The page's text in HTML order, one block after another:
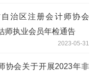
治区注册会计师协会
师执业会员年检通告
2023-05-31
协会关于开展2023年非